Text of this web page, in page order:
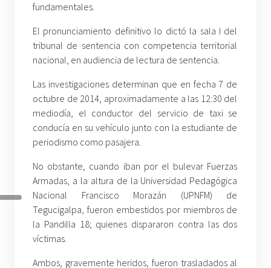
fundamentales.
El pronunciamiento definitivo lo dictó la sala I del
tribunal de sentencia con competencia territorial
nacional, en audiencia de lectura de sentencia.
Las investigaciones determinan que en fecha 7 de
octubre de 2014, aproximadamente a las 12:30 del
mediodía, el conductor del servicio de taxi se
conducía en su vehículo junto con la estudiante de
periodismo como pasajera.
No obstante, cuando iban por el bulevar Fuerzas
Armadas, a la altura de la Universidad Pedagógica
Nacional Francisco Morazán (UPNFM) de
Tegucigalpa, fueron embestidos por miembros de
la Pandilla 18; quienes dispararon contra las dos
víctimas.
Ambos, gravemente heridos, fueron trasladados al